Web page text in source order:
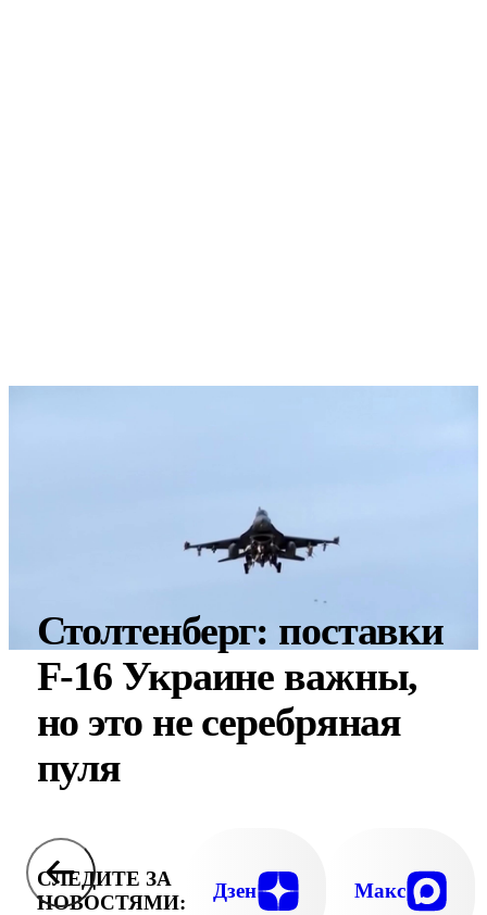
Столтенберг: поставки
F-16 Украине важны,
но это не серебряная
пуля
СЛЕДИТЕ ЗА
НОВОСТЯМИ:
Дзен Макс